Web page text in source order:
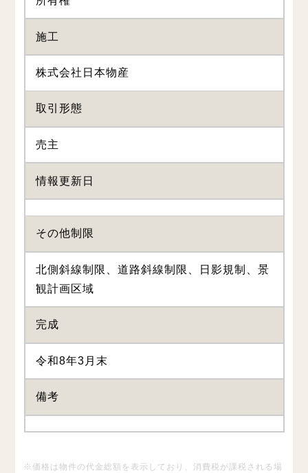
施工
株式会社日本物産
取引形態
売主
情報更新日
その他制限
北側斜線制限、道路斜線制限、日影規制、景
観計画区域
完成
令和8年3月末
備考
※価格は物件の代金総額を表示しており、消費税が課税される場